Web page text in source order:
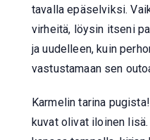
tavalla epäselviksi.
virheitä, löysin itseni
ja uudelleen, kuin
vastustamaan sen
Karmelin tarina
kuvat olivat iloinen